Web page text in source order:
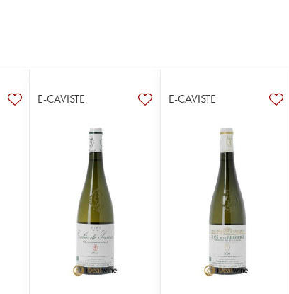
E-CAVISTE E-CAVISTE